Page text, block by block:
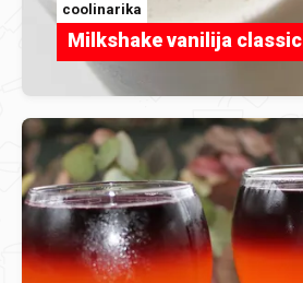
coolinarika
Milkshake vanilija classic